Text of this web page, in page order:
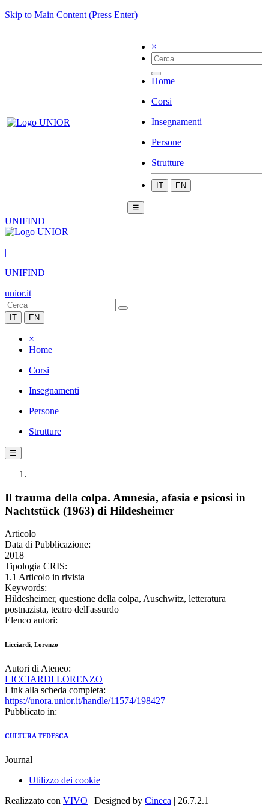
Skip to Main Content (Press Enter)
×
Home
Corsi
Insegnamenti
Persone
Strutture
IT EN
☰
UNIFIND
|
UNIFIND
unior.it
IT EN
×
Home
Corsi
Insegnamenti
Persone
Strutture
☰
Il trauma della colpa. Amnesia, afasia e psicosi in
Nachtstück (1963) di Hildesheimer
Articolo
Data di Pubblicazione:
2018
Tipologia CRIS:
1.1 Articolo in rivista
Keywords:
Hildesheimer, questione della colpa, Auschwitz, letteratura
postnazista, teatro dell'assurdo
Elenco autori:
Licciardi, Lorenzo
Autori di Ateneo:
LICCIARDI LORENZO
Link alla scheda completa:
https://unora.unior.it/handle/11574/198427
Pubblicato in:
CULTURA TEDESCA
Journal
Utilizzo dei cookie
Realizzato con VIVO | Designed by Cineca | 26.7.2.1